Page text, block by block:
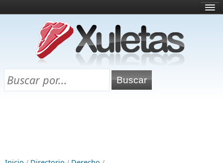
¿Qué es esto?
Directorio
Chuletas para exámenes